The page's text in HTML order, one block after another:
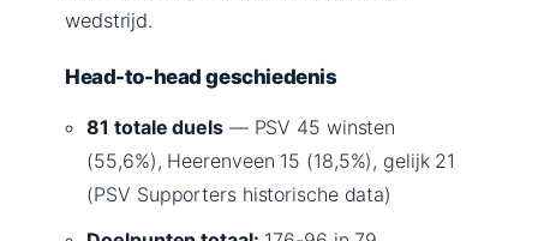
wedstrijd.
Head-to-head geschiedenis
81 totale duels— PSV 45 winsten
(55,6%), Heerenveen 15 (18,5%), gelijk 21
(PSV Supporters historische data)